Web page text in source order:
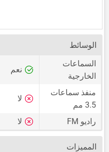
الوسائط
السماعات
الخارجية
نعم
منفذ سماعات
3.5 مم
لا
راديو FM لا
المميزات